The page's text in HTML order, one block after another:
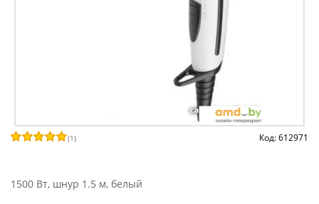
(1) Код: 612971
1500 Вт, шнур 1.5 м, белый